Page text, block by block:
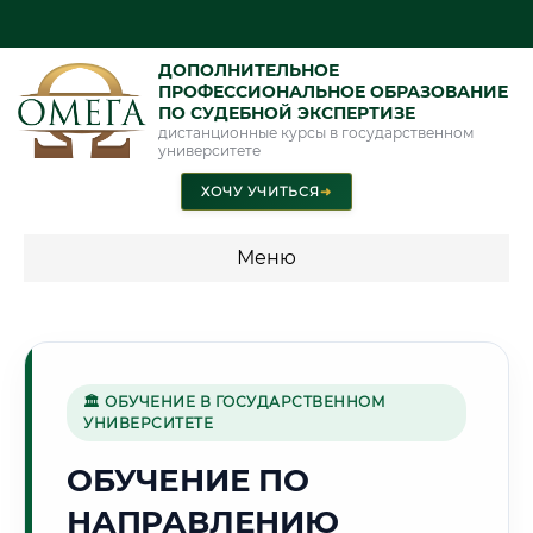
ДОПОЛНИТЕЛЬНОЕ
ПРОФЕССИОНАЛЬНОЕ ОБРАЗОВАНИЕ
ПО СУДЕБНОЙ ЭКСПЕРТИЗЕ
дистанционные курсы в государственном
университете
ХОЧУ УЧИТЬСЯ➜
Меню
специальности"
Стоимость по программам обучения "Судебная экспертиза"
Стоимость по программам обучения "Экспертиза"
🏛 ОБУЧЕНИЕ В ГОСУДАРСТВЕННОМ
УНИВЕРСИТЕТЕ
ОБУЧЕНИЕ ПО
НАПРАВЛЕНИЮ